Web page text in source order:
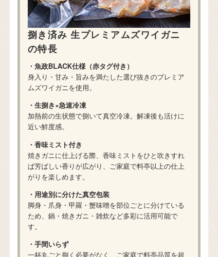
捌き済み 生プレミアムズワイガニ
の特長
・魚政BLACK仕様（赤タグ付き）
身入り・甘み・旨みを満たした選び抜きのプレミア
ムズワイガニを使用。
・生捌き×急速冷凍
加熱前の生状態で捌いて真空冷凍。解凍後も活けに
近い鮮度感。
・香味ミスト付き
焼きガニに仕上げる際、香味ミストをひと吹きすれ
ば芳ばしい香りが広がり、ご家庭で料亭以上の仕上
がりを楽しめます。
・用途別に分けた真空包装
脚身・爪身・甲羅・蟹味噌を部位ごとに分けている
ため、鍋・焼きガニ・雑炊など多彩に活用可能で
す。
・手間いらず
一杯丸ごと捌く必要がなく、ご家庭で料亭品質を超